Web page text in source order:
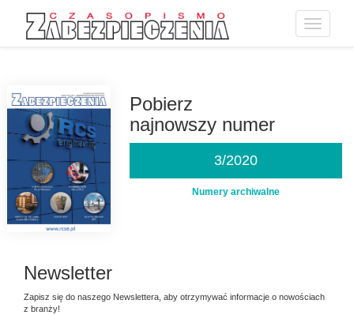
Toggle
Pobierz
najnowszy numer
3/2020
Numery archiwalne
Newsletter
Zapisz się do naszego Newslettera, aby otrzymywać informacje o nowościach
z branży!